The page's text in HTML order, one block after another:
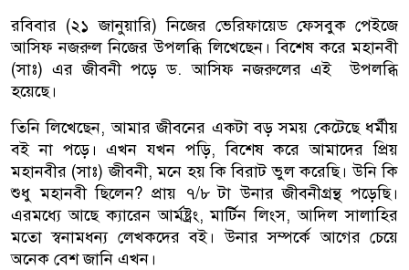
রবিবার (২১ জানুয়ারি) নিজের ভেরিফায়েড ফেসবুক পেইজে
আসিফ নজরুল নিজের উপলব্ধি লিখেছেন। বিশেষ করে মহানবী
(সাঃ) এর জীবনী পড়ে ড. আসিফ নজরুলের এই উপলব্ধি
হয়েছে।
তিনি লিখেছেন, আমার জীবনের একটা বড় সময় কেটেছে ধর্মীয়
বই না পড়ে। এখন যখন পড়ি, বিশেষ করে আমাদের প্রিয়
মহানবীর (সাঃ) জীবনী, মনে হয় কি বিরাট ভুল করেছি। উনি কি
শুধু মহানবী ছিলেন? প্রায় ৭/৮ টা উনার জীবনীগ্রন্থ পড়েছি।
এরমধ্যে আছে ক্যারেন আর্মষ্ট্রং, মার্টিন লিংস, আদিল সালাহির
মতো স্বনামধন্য লেখকদের বই। উনার সম্পর্কে আগের চেয়ে
অনেক বেশ জানি এখন।